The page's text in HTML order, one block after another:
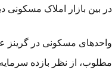
بین بازار املاک مسکونی
مسکونی در گرینز
از نظر بازده